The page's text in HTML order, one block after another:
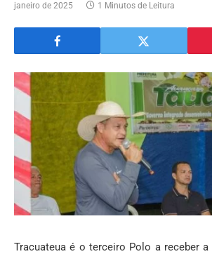
janeiro de 2025
1 Minutos de Leitura
Tracuateua é o terceiro Polo a receber